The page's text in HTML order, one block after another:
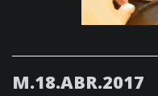
M.18.ABR.2017